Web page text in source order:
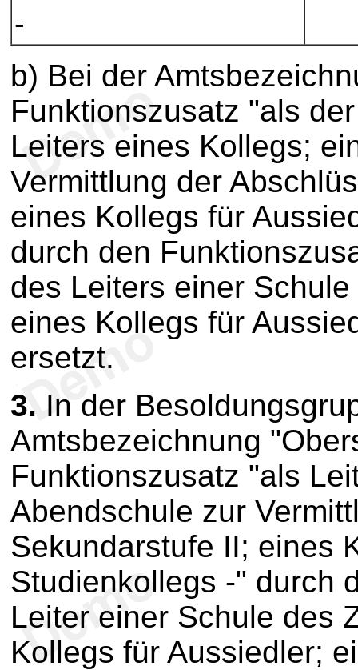
-
b) Bei der
Funktionszusatz "als
Leiters eines Kollegs;
Vermittlung der
eines Kollegs für
durch den
des Leiters einer
eines Kollegs für
ersetzt.
3. In der
Amtsbezeichnung
Funktionszusatz "als
Abendschule zur
Sekundarstufe II; eines
Studienkollegs -" durch
Leiter einer Schule des
Kollegs für Aussiedler;